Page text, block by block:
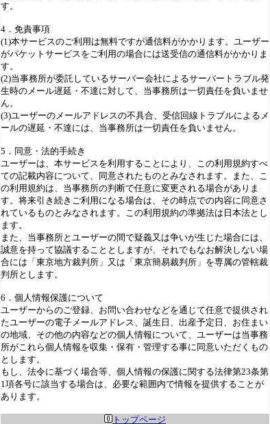
す。
4．免責事項
(1)本サービスのご利用は無料ですが通信料がかかります。ユーザー
がパケットサービスをご利用の場合には送受信の通信料がかかりま
す。
(2)当事務所が委託しているサーバー会社によるサーバートラブル発
生時のメール遅延・不達に対して、当事務所は一切責任を負いませ
ん。
(3)ユーザーのメールアドレスの不具合、受信回線トラブルによるメ
ールの遅延・不達には、当事務所は一切責任を負いません。
5．同意・法的手続き
ユーザーは、本サービスを利用することにより、この利用規約すべ
ての記載内容について、同意されたものとみなされます。また、こ
の利用規約は、当事務所の判断で任意に変更される場合がありま
す。将来引き続きご利用になる場合は、その時点での内容に同意さ
れているものとみなされます。この利用規約の準拠法は日本法とし
ます。
また、当事務所とユーザーの間で疑義又は争いが生じた場合には、
誠意を持って協議することとしますが、それでもなお解決しない場
合には「東京地方裁判所」又は「東京簡易裁判所」を専属の管轄裁
判所とします。
6．個人情報保護について
ユーザーからのご登録、お問い合わせなどを通じて任意で提供され
たユーザーの電子メールアドレス、誕生日、出産予定日、お住まい
の地域、その他の内容などの個人情報について、ユーザーは当事務
所がこれら個人情報を収集・保有・管理する事に同意いただくもの
とします。
もし、法令に基づく場合等、個人情報の保護に関する法律第23条第
1項各号に該当する場合は、必要な範囲内で情報を提供することが
あります。
トップページ